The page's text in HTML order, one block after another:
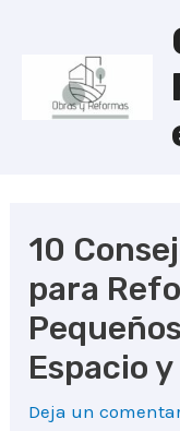
contenido
10
para
Espacio
Deja un